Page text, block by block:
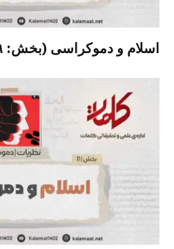
اسلام و دموکراسی (بخش: ۹)